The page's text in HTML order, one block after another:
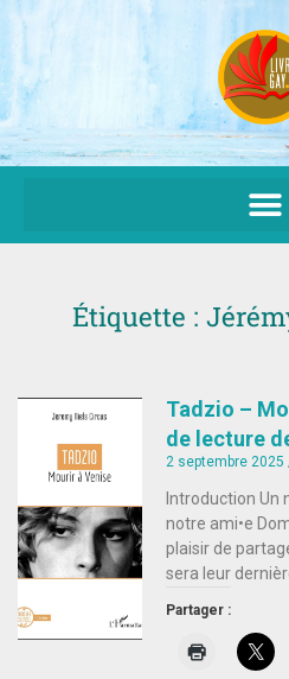
Aller
au
contenu
Étiquette :
Tadzio –
de lecture
2 septembre 2025
Introduction Un
notre ami•e
plaisir de
sera leur
Partager :